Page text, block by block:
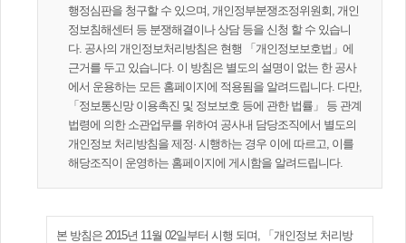
행정심판을 청구할 수 있으며, 개인정부분쟁조정위원회, 개인
정보침해센터 등 분쟁해결이나 상담 등을 신청 할 수 있습니
다. 공사의 개인정보처리방침은 현행 「개인정보보호법」에
근거를 두고 있습니다. 이 방침은 별도의 설명이 없는 한 공사
에서 운용하는 모든 홈페이지에 적용됨을 알려드립니다. 다만,
「정보통신망 이용촉진 및 정보보호 등에 관한 법률」 등 관계
법령에 의한 소관업무를 위하여 공사내 담당조직에서 별도의
개인정보 처리방침을 제정· 시행하는 경우 이에 따르고, 이를
해당조직이 운영하는 홈페이지에 게시함을 알려드립니다.
본 방침은 2015년 11월 02일부터 시행 되며, 「개인정보 처리방